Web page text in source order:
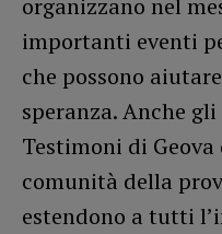
importanti eventi
che possono
speranza. Anche
Testimoni di
comunità della
estendono a tutti